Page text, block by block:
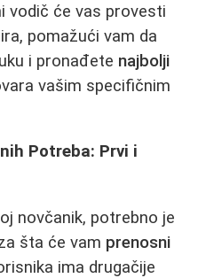
vodič će vas provesti
pomažući vam da
i pronađete najbolji
vašim specifičnim
Potreba: Prvi i
novčanik, potrebno je
šta će vam prenosni
ima drugačije